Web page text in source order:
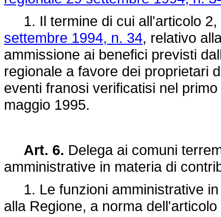
1. Il termine di cui all'articolo
settembre 1994, n. 34, relativo
ammissione ai benefici previsti
regionale a favore dei proprietari
eventi franosi verificatisi nel
maggio 1995.
Art. 6. Delega ai comuni
amministrative in materia di
1. Le funzioni amministrative in
alla Regione, a norma